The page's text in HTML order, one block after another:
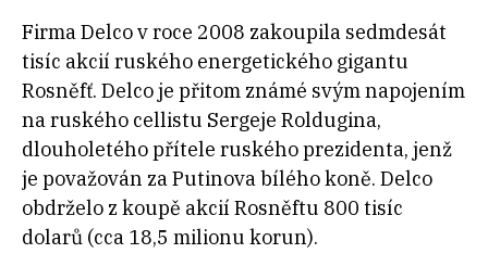
Firma Delco v roce 2008 zakoupila sedmdesát
tisíc akcií ruského energetického gigantu
Rosněfť. Delco je přitom známé svým napojením
na ruského cellistu Sergeje Roldugina,
dlouholetého přítele ruského prezidenta, jenž
je považován za Putinova bílého koně. Delco
obdrželo z koupě akcií Rosněftu 800 tisíc
dolarů (cca 18,5 milionu korun).